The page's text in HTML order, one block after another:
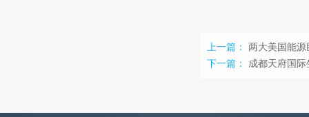
上一篇：
两大美国能
下一篇：
成都天府国际